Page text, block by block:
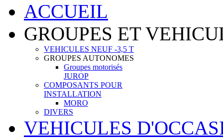
ACCUEIL
GROUPES ET
VEHICULES NEUF -3,5 T
GROUPES AUTONOMES
Groupes motorisés
JUROP
COMPOSANTS POUR
INSTALLATION
MORO
DIVERS
VEHICULES